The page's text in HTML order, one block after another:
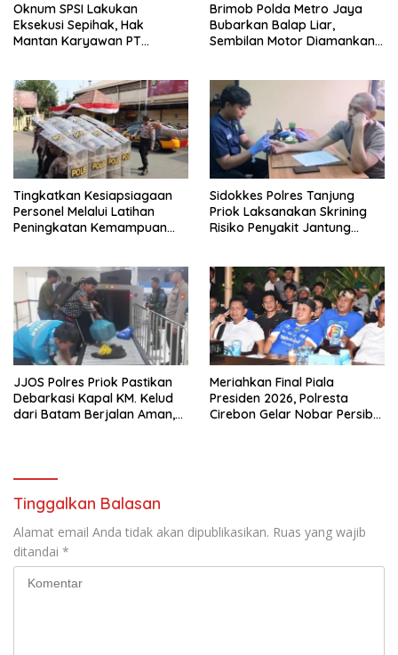
Oknum SPSI Lakukan
Eksekusi Sepihak, Hak
Mantan Karyawan PT
Brimob Polda Metro Jaya
Bubarkan Balap Liar,
Sembilan Motor Diamankan
Tingkatkan Kesiapsiagaan
Personel Melalui Latihan
Peningkatan Kemampuan
Sidokkes Polres Tanjung
Priok Laksanakan Skrining
Risiko Penyakit Jantung
JJOS Polres Priok Pastikan
Debarkasi Kapal KM. Kelud
dari Batam Berjalan Aman,
Meriahkan Final Piala
Presiden 2026, Polresta
Cirebon Gelar Nobar Persib
Tinggalkan Balasan
Alamat email Anda tidak akan dipublikasikan. Ruas yang wajib
ditandai *